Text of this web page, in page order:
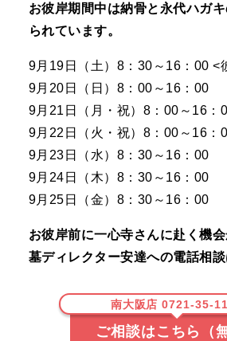
お彼岸期間中は納骨と永代ハガ
られています。
9月19日（土）8：30～16：00 <
9月20日（日）8：00～16：00
9月21日（月・祝）8：00～16：
9月22日（火・祝）8：00～16：
9月23日（水）8：30～16：00
9月24日（木）8：30～16：00
9月25日（金）8：30～16：00
お彼岸前に一心寺さんに赴く機
墓ディレクター安達への電話相談
南大阪店 0721-35-
ご相談はこちら（